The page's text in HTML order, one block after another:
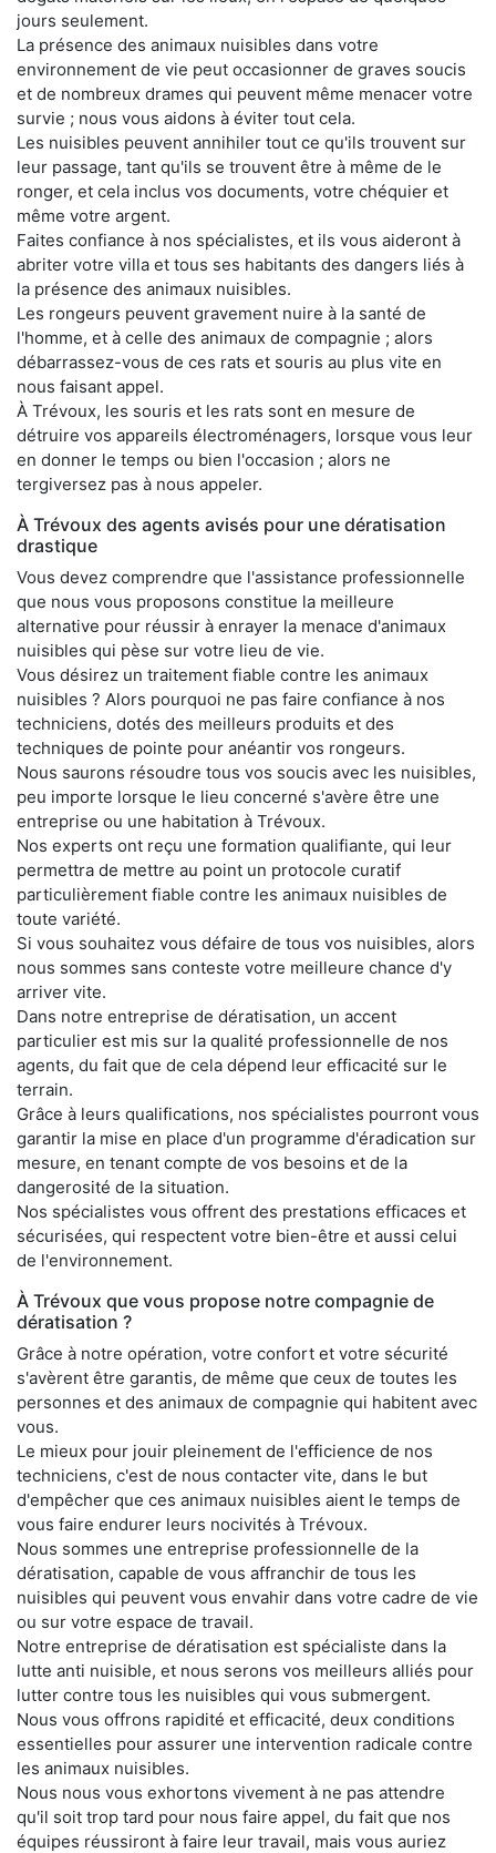
jours seulement.
La présence des animaux nuisibles dans votre
environnement de vie peut occasionner de graves soucis
et de nombreux drames qui peuvent même menacer votre
survie ; nous vous aidons à éviter tout cela.
Les nuisibles peuvent annihiler tout ce qu'ils trouvent sur
leur passage, tant qu'ils se trouvent être à même de le
ronger, et cela inclus vos documents, votre chéquier et
même votre argent.
Faites confiance à nos spécialistes, et ils vous aideront à
abriter votre villa et tous ses habitants des dangers liés à
la présence des animaux nuisibles.
Les rongeurs peuvent gravement nuire à la santé de
l'homme, et à celle des animaux de compagnie ; alors
débarrassez-vous de ces rats et souris au plus vite en
nous faisant appel.
À Trévoux, les souris et les rats sont en mesure de
détruire vos appareils électroménagers, lorsque vous leur
en donner le temps ou bien l'occasion ; alors ne
tergiversez pas à nous appeler.
À Trévoux des agents avisés pour une dératisation
drastique
Vous devez comprendre que l'assistance professionnelle
que nous vous proposons constitue la meilleure
alternative pour réussir à enrayer la menace d'animaux
nuisibles qui pèse sur votre lieu de vie.
Vous désirez un traitement fiable contre les animaux
nuisibles ? Alors pourquoi ne pas faire confiance à nos
techniciens, dotés des meilleurs produits et des
techniques de pointe pour anéantir vos rongeurs.
Nous saurons résoudre tous vos soucis avec les nuisibles,
peu importe lorsque le lieu concerné s'avère être une
entreprise ou une habitation à Trévoux.
Nos experts ont reçu une formation qualifiante, qui leur
permettra de mettre au point un protocole curatif
particulièrement fiable contre les animaux nuisibles de
toute variété.
Si vous souhaitez vous défaire de tous vos nuisibles, alors
nous sommes sans conteste votre meilleure chance d'y
arriver vite.
Dans notre entreprise de dératisation, un accent
particulier est mis sur la qualité professionnelle de nos
agents, du fait que de cela dépend leur efficacité sur le
terrain.
Grâce à leurs qualifications, nos spécialistes pourront vous
garantir la mise en place d'un programme d'éradication sur
mesure, en tenant compte de vos besoins et de la
dangerosité de la situation.
Nos spécialistes vous offrent des prestations efficaces et
sécurisées, qui respectent votre bien-être et aussi celui
de l'environnement.
À Trévoux que vous propose notre compagnie de
dératisation ?
Grâce à notre opération, votre confort et votre sécurité
s'avèrent être garantis, de même que ceux de toutes les
personnes et des animaux de compagnie qui habitent avec
vous.
Le mieux pour jouir pleinement de l'efficience de nos
techniciens, c'est de nous contacter vite, dans le but
d'empêcher que ces animaux nuisibles aient le temps de
vous faire endurer leurs nocivités à Trévoux.
Nous sommes une entreprise professionnelle de la
dératisation, capable de vous affranchir de tous les
nuisibles qui peuvent vous envahir dans votre cadre de vie
ou sur votre espace de travail.
Notre entreprise de dératisation est spécialiste dans la
lutte anti nuisible, et nous serons vos meilleurs alliés pour
lutter contre tous les nuisibles qui vous submergent.
Nous vous offrons rapidité et efficacité, deux conditions
essentielles pour assurer une intervention radicale contre
les animaux nuisibles.
Nous nous vous exhortons vivement à ne pas attendre
qu'il soit trop tard pour nous faire appel, du fait que nos
équipes réussiront à faire leur travail, mais vous auriez